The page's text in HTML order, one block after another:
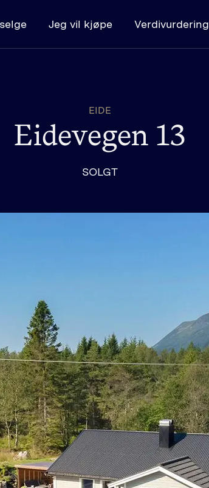
Jeg vil kjøpe Verdivurdering
bolig - steg for steg
EIDE
Eidevegen 13
SOLGT